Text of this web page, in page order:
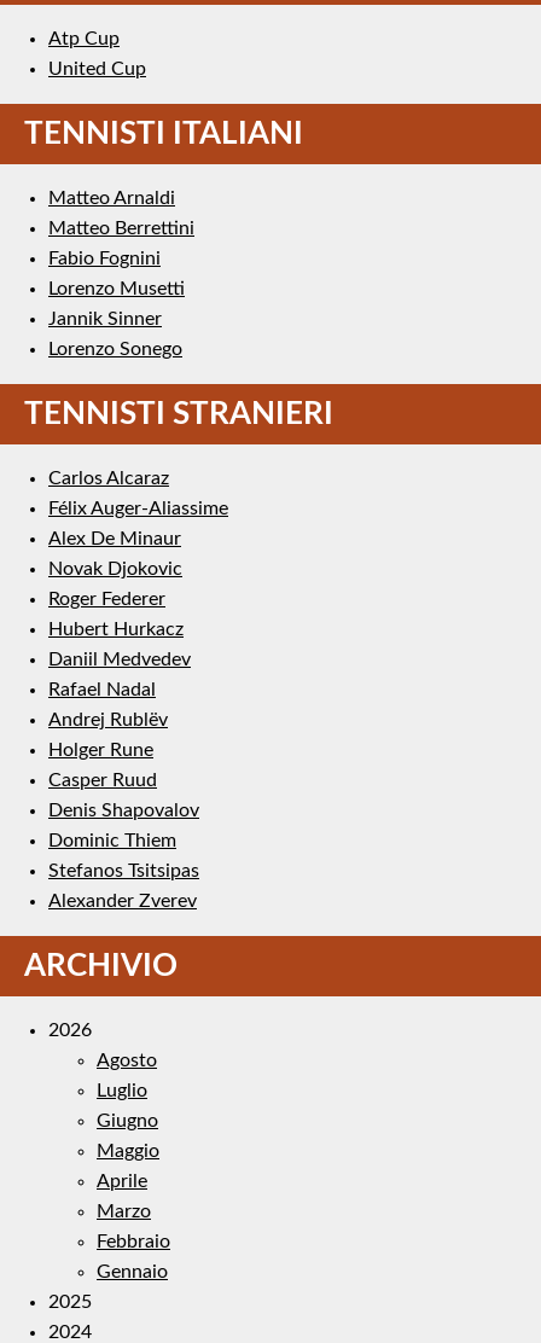
Atp Cup
United Cup
TENNISTI ITALIANI
Matteo Arnaldi
Matteo Berrettini
Fabio Fognini
Lorenzo Musetti
Jannik Sinner
Lorenzo Sonego
TENNISTI STRANIERI
Carlos Alcaraz
Félix Auger-Aliassime
Alex De Minaur
Novak Djokovic
Roger Federer
Hubert Hurkacz
Daniil Medvedev
Rafael Nadal
Andrej Rublëv
Holger Rune
Casper Ruud
Denis Shapovalov
Dominic Thiem
Stefanos Tsitsipas
Alexander Zverev
ARCHIVIO
2026
Agosto
Luglio
Giugno
Maggio
Aprile
Marzo
Febbraio
Gennaio
2025
2024